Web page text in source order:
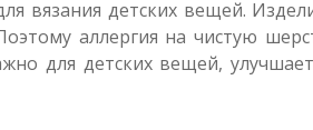
вязания детских вещей.
аллергия на чистую
для детских вещей,